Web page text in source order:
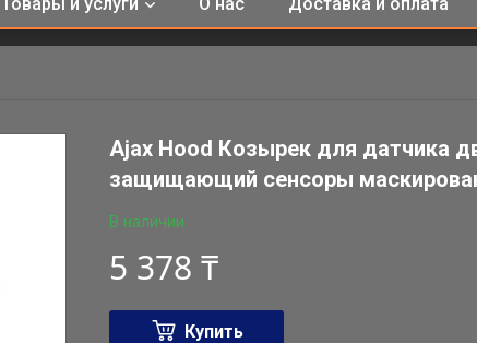
Ajax Hood Козырек для датчика
защищающий сенсоры
В наличии
5 378 ₸
Купить